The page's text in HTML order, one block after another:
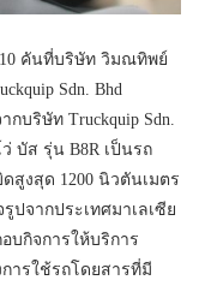
คันที่บริษัท วิมณทิพย์
Sdn. Bhd
บริษัท Truckquip Sdn.
บัส รุ่น B8R เป็นรถ
สูงสุด 1200 นิวตันเมตร
ปจากประเทศมาเลเซีย
บกิจการให้บริการ
ารใช้รถโดยสารที่มี